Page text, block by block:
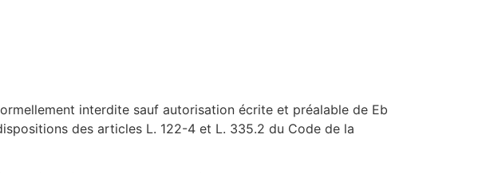
interdite sauf autorisation écrite et préalable de Eb
des articles L. 122-4 et L. 335.2 du Code de la